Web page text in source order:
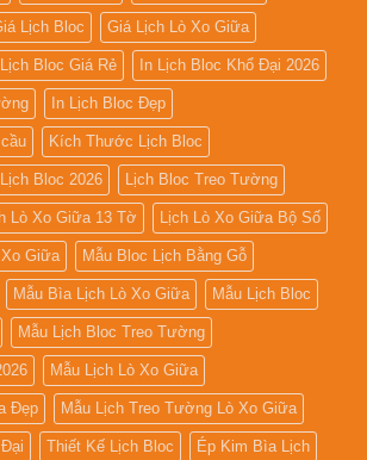
Lịch Bloc Giá Lịch Lò Xo Giữa
Lịch Bloc Giá Rẻ In Lịch Bloc Khổ Đại 2026
In Lịch Bloc Đẹp
Kích Thước Lịch Bloc
Lịch Bloc 2026 Lịch Bloc Treo Tường
Lò Xo Giữa 13 Tờ Lịch Lò Xo Giữa Bộ Số
Giữa Mẫu Bloc Lịch Bằng Gỗ
Mẫu Bìa Lịch Lò Xo Giữa Mẫu Lịch Bloc
Mẫu Lịch Bloc Treo Tường
Mẫu Lịch Lò Xo Giữa
Đẹp Mẫu Lịch Treo Tường Lò Xo Giữa
Thiết Kế Lịch Bloc Ép Kim Bìa Lịch